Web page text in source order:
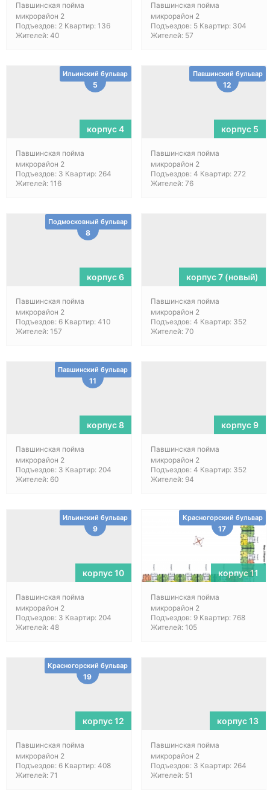
Павшинская пойма
микрорайон 2
Подъездов: 2 Квартир: 136
Жителей: 40
Павшинская пойма
микрорайон 2
Подъездов: 5 Квартир: 304
Жителей: 57
Ильинский бульвар
5
корпус 4
Павшинская пойма
микрорайон 2
Подъездов: 3 Квартир: 264
Жителей: 116
Павшинский бульвар
12
корпус 5
Павшинская пойма
микрорайон 2
Подъездов: 4 Квартир: 272
Жителей: 76
Подмосковный бульвар
8
корпус 6
Павшинская пойма
микрорайон 2
Подъездов: 6 Квартир: 410
Жителей: 157
корпус 7 (новый)
Павшинская пойма
микрорайон 2
Подъездов: 4 Квартир: 352
Жителей: 70
Павшинский бульвар
11
корпус 8
Павшинская пойма
микрорайон 2
Подъездов: 3 Квартир: 204
Жителей: 60
корпус 9
Павшинская пойма
микрорайон 2
Подъездов: 4 Квартир: 352
Жителей: 94
Ильинский бульвар
9
корпус 10
Павшинская пойма
микрорайон 2
Подъездов: 3 Квартир: 204
Жителей: 48
Красногорский бульвар
17
корпус 11
Павшинская пойма
микрорайон 2
Подъездов: 9 Квартир: 768
Жителей: 105
Красногорский бульвар
19
корпус 12
Павшинская пойма
микрорайон 2
Подъездов: 6 Квартир: 408
Жителей: 71
корпус 13
Павшинская пойма
микрорайон 2
Подъездов: 3 Квартир: 264
Жителей: 51